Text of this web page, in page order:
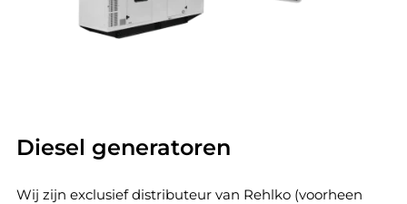
Diesel generatoren
Wij zijn exclusief distributeur van Rehlko (voorheen